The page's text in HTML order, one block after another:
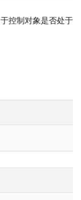
控制对象是否处于